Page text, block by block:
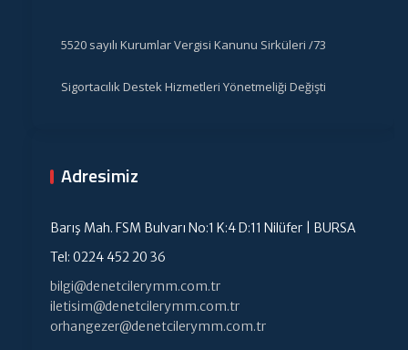
5520 sayılı Kurumlar Vergisi Kanunu Sirküleri /73
Sigortacılık Destek Hizmetleri Yönetmeliği Değişti
Adresimiz
Barış Mah. FSM Bulvarı No:1 K:4 D:11 Nilüfer | BURSA
Tel: 0224 452 20 36
bilgi@denetcilerymm.com.tr
iletisim@denetcilerymm.com.tr
orhangezer@denetcilerymm.com.tr